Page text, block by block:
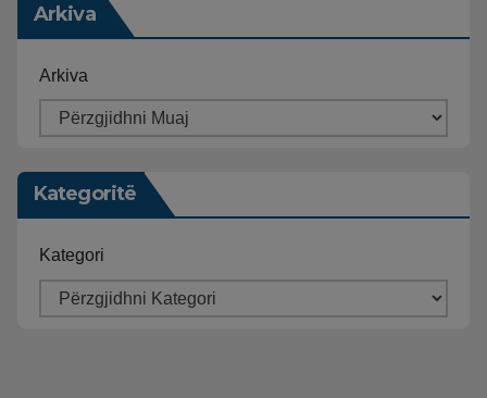
Arkiva
Arkiva
Kategoritë
Kategori